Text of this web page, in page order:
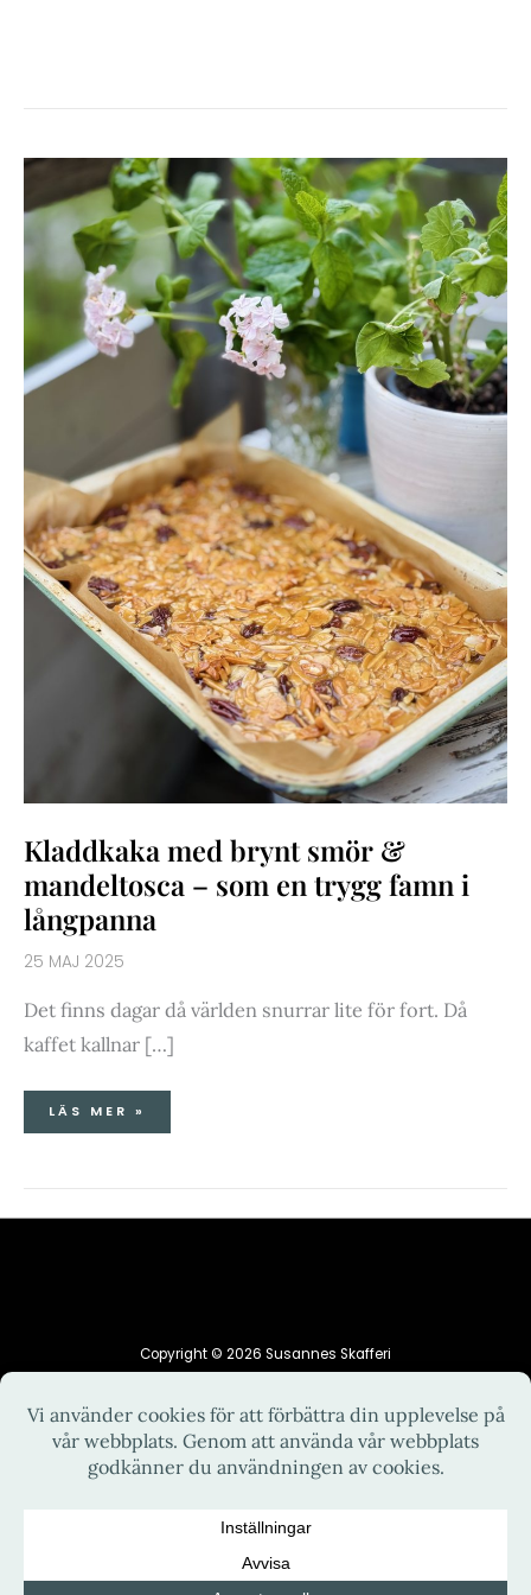
Kladdkaka med brynt smör &
mandeltosca – som en trygg famn i
långpanna
25 MAJ 2025
Det finns dagar då världen snurrar lite för fort. Då
kaffet kallnar […]
KLADDKAKA
BRYNT
SMÖR
&
MANDELTOSCA
SOM
TRYGG
FAMN
LÅNGPANNA
LÄS MER »
Copyright © 2026 Susannes Skafferi
HEM INTEGRITETSPOLICY
KONTAKT
OM MIG
RECEPT